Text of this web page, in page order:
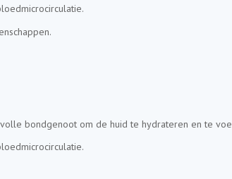
bondgenoot om de huid te hydrateren en te